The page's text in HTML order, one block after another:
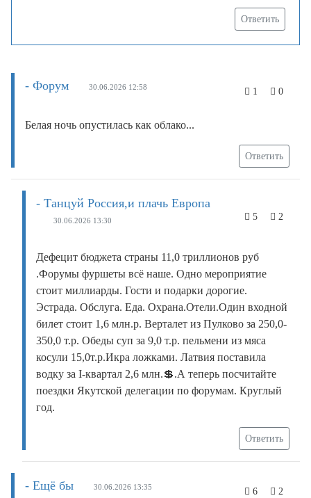
Ответить
- Форум 30.06.2026 12:58 1 0
Белая ночь опустилась как облако...
Ответить
- Танцуй Россия,и плачь Европа
30.06.2026 13:30 5 2
Дефецит бюджета страны 11,0 триллионов руб
.Форумы фуршеты всё наше. Одно мероприятие
стоит миллиарды. Гости и подарки дорогие.
Эстрада. Обслуга. Еда. Охрана.Отели.Один входной
билет стоит 1,6 млн.р. Верталет из Пулково за 250,0-
350,0 т.р. Обеды суп за 9,0 т.р. пельмени из мяса
косули 15,0т.р.Икра ложками. Латвия поставила
водку за I-квартал 2,6 млн.💲.А теперь посчитайте
поездки Якутской делегации по форумам. Круглый
год.
Ответить
- Ещё бы 30.06.2026 13:35 6 2